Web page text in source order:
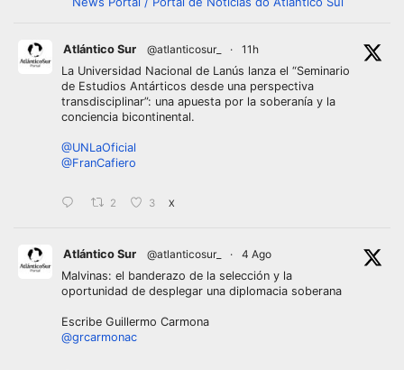
Atlántico Sur @atlanticosur_ ·
11h
La Universidad Nacional de Lanús lanza el “Seminario
de Estudios Antárticos desde una perspectiva
transdisciplinar”: una apuesta por la soberanía y la
conciencia bicontinental.
@UNLaOficial
@FranCafiero
2 3 X
Atlántico Sur @atlanticosur_ ·
4 Ago
Malvinas: el banderazo de la selección y la
oportunidad de desplegar una diplomacia soberana
Escribe Guillermo Carmona
@grcarmonac